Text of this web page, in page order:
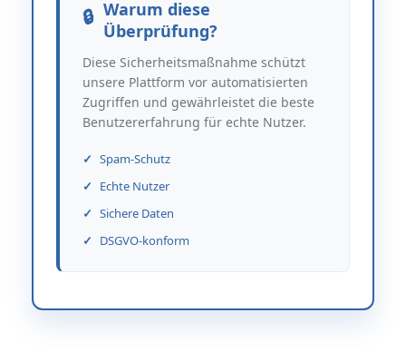
Warum diese
Überprüfung?
Diese Sicherheitsmaßnahme schützt
unsere Plattform vor automatisierten
Zugriffen und gewährleistet die beste
Benutzererfahrung für echte Nutzer.
Spam-Schutz
Echte Nutzer
Sichere Daten
DSGVO-konform